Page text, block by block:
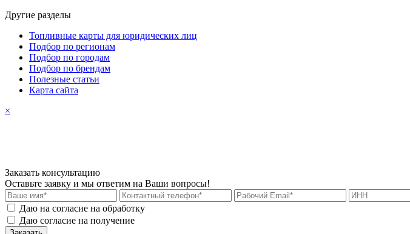
Другие разделы
Топливные карты для юридических лиц
Подбор по регионам
Подбор по городам
Подбор по брендам
Полезные статьи
Карта сайта
×
Заказать консультацию
Оставьте заявку и мы ответим на Ваши вопросы!
Даю на согласие на обработку
Даю согласие на получение